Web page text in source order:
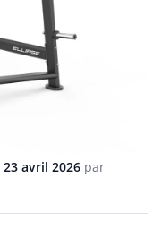
23 avril 2026 par